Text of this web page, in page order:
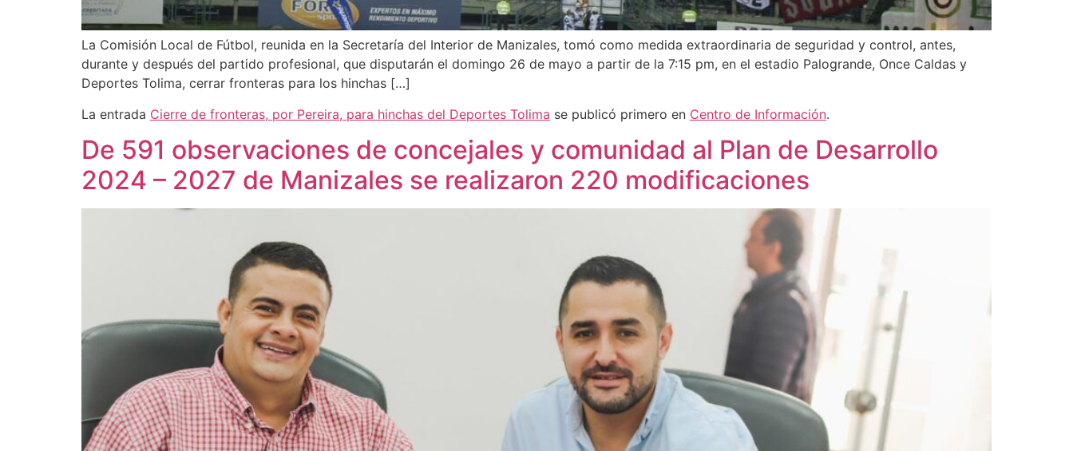
La Comisión Local de Fútbol, reunida en la Secretaría del Interior de Manizales, tomó como medida extraordinaria de seguridad y control, antes,
durante y después del partido profesional, que disputarán el domingo 26 de mayo a partir de la 7:15 pm, en el estadio Palogrande, Once Caldas y
Deportes Tolima, cerrar fronteras para los hinchas […]
La entrada Cierre de fronteras, por Pereira, para hinchas del Deportes Tolima se publicó primero en Centro de Información.
De 591 observaciones de concejales y comunidad al Plan de Desarrollo
2024 – 2027 de Manizales se realizaron 220 modificaciones